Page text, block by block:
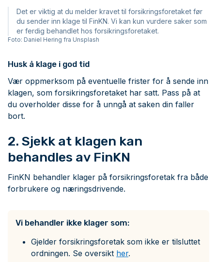
Det er viktig at du melder kravet til forsikringsforetaket før
du sender inn klage til FinKN. Vi kan kun vurdere saker som
er ferdig behandlet hos forsikringsforetaket.
Foto: Daniel Hering fra Unsplash
Husk å klage i god tid
Vær oppmerksom på eventuelle frister for å sende inn
klagen, som forsikringsforetaket har satt. Pass på at
du overholder disse for å unngå at saken din faller
bort.
2. Sjekk at klagen kan
behandles av FinKN
FinKN behandler klager på forsikringsforetak fra både
forbrukere og næringsdrivende.
Vi behandler ikke klager som:
Gjelder forsikringsforetak som ikke er tilsluttet
ordningen. Se oversikt her.